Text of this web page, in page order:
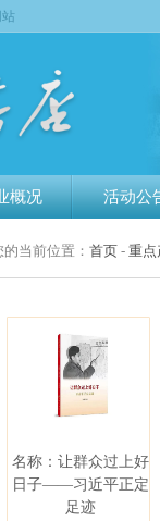
概况 活动公
的当前位置： 首页 - 重点
名称：让群众过上好
日子——习近平正定
足迹